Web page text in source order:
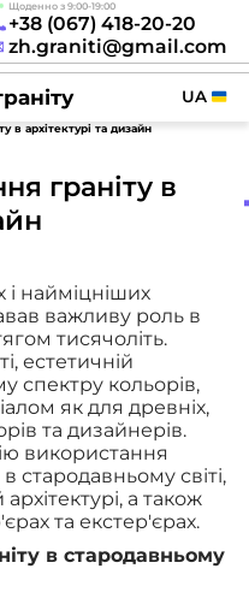
Щоденно з 9:00-19:00
+38 (067) 418-20-20
zh.graniti@gmail.com
UA
в архітектурі та дизайн
граніту в
і найміцніших
важливу роль в
тисячоліть.
естетичній
спектру кольорів,
як для древніх,
та дизайнерів.
використання
стародавньому світі,
а також
та екстер'єрах.
в стародавньому